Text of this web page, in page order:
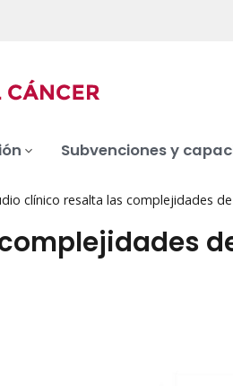
Subvenciones y
clínico resalta las complejidades